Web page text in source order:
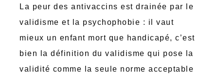
La peur des antivaccins est drainée par le
validisme et la psychophobie : il vaut
mieux un enfant mort que handicapé, c’est
bien la définition du validisme qui pose la
validité comme la seule norme acceptable